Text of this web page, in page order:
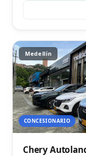
Medellín
CONCESIONARIO
Chery